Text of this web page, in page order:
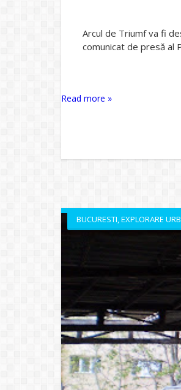
Arcul de Triumf va fi
comunicat de presă al
Read more »
BUCURESTI,EXPLORARE